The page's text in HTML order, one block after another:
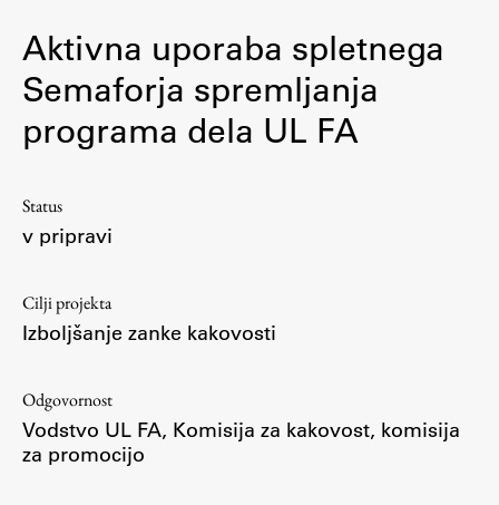
Študij
Predstavitev študija
Urniki
Študijski programi
Izbirni moduli EMŠA
Vpis
Mednarodne izmenjave
Študijske prakse
Aktivna uporaba spletnega
Semaforja spremljanja
programa dela UL FA
Status
v pripravi
Cilji projekta
Izboljšanje zanke kakovosti
Odgovornost
Vodstvo UL FA, Komisija za kakovost, komisija
za promocijo